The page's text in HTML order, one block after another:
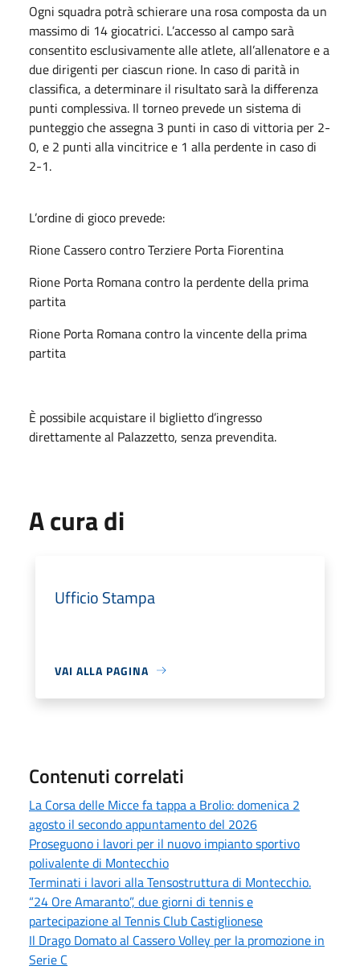
Ogni squadra potrà schierare una rosa composta da un
massimo di 14 giocatrici. L’accesso al campo sarà
consentito esclusivamente alle atlete, all’allenatore e a
due dirigenti per ciascun rione. In caso di parità in
classifica, a determinare il risultato sarà la differenza
punti complessiva. Il torneo prevede un sistema di
punteggio che assegna 3 punti in caso di vittoria per 2-
0, e 2 punti alla vincitrice e 1 alla perdente in caso di
2-1.
L’ordine di gioco prevede:
Rione Cassero contro Terziere Porta Fiorentina
Rione Porta Romana contro la perdente della prima
partita
Rione Porta Romana contro la vincente della prima
partita
È possibile acquistare il biglietto d’ingresso
direttamente al Palazzetto, senza prevendita.
A cura di
Ufficio Stampa
VAI ALLA PAGINA
Contenuti correlati
La Corsa delle Micce fa tappa a Brolio: domenica 2
agosto il secondo appuntamento del 2026
Proseguono i lavori per il nuovo impianto sportivo
polivalente di Montecchio
Terminati i lavori alla Tensostruttura di Montecchio.
“24 Ore Amaranto”, due giorni di tennis e
partecipazione al Tennis Club Castiglionese
Il Drago Domato al Cassero Volley per la promozione in
Serie C